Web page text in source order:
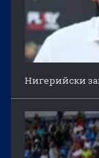
Нигерийски